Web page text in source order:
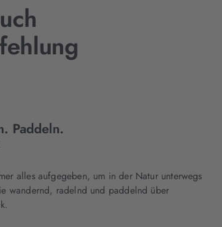
Paddeln.
alles aufgegeben, um in der Natur unterwegs
wandernd, radelnd und paddelnd über